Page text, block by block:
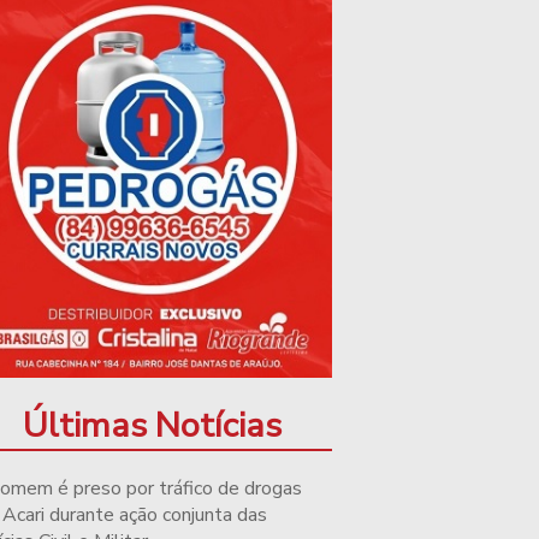
Últimas Notícias
é preso por tráfico de drogas
durante ação conjunta das